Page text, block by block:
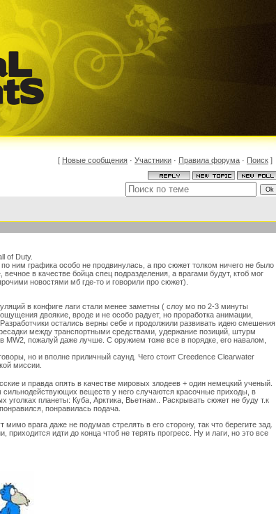
[ Новые сообщения · Участники · Правила форума · Поиск ]
of Duty.
ним графика особо не продвинулась, а про сюжет толком ничего не было
в качестве бойца спец подразделения, а врагами будут, ктоб мог
новостями мб где-то и говорили про сюжет).
в конфиге лаги стали менее заметны ( слоу мо по 2-3 минуты
двоякие, вроде и не особо радует, но проработка анимации,
остались верны себе и продолжили развивать идею смешения
между транспортными средствами, удержание позиций, штурм
пожалуй даже лучше. С оружием тоже все в порядке, его навалом,
но и вполне приличный саунд. Чего стоит Creedence Clearwater
миссии.
и правда опять в качестве мировых злодеев + один немецкий ученый.
веществ у него случаются красочные приходы, в
планеты: Куба, Арктика, Вьетнам.. Раскрывать сюжет не буду т.к
понравилась подача.
врага даже не подумав стрелять в его сторону, так что берегите зад.
идти до конца чтоб не терять прогресс. Ну и лаги, но это все